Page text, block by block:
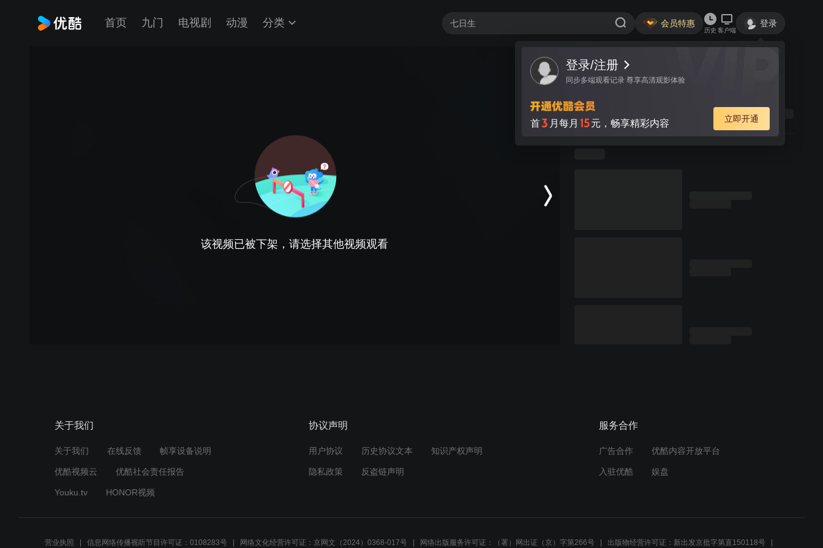
首页 九门 电视剧 动漫 分类 会员特惠
历史 客户端
登录
登录/注册
同步多端观看记录 尊享高清观影体验
首3 月每月 15元，畅享精彩内容 立即开通
该视频已被下架，请选择其他视频观看
关于我们
关于我们 在线反馈 帧享设备说明
优酷视频云 优酷社会责任报告
Youku.tv HONOR视频
协议声明
用户协议 历史协议文本 知识产权声明
隐私政策 反盗链声明
服务合作
广告合作 优酷内容开放平台
入驻优酷 娱盘
营业执照 信息网络传播视听节目许可证：0108283号 网络文化经营许可证：京网文（2024）0368-017号 网络出版服务许可证：（署）网出证（京）字第266号 出版物经营许可证：新出发京批字第直150118号